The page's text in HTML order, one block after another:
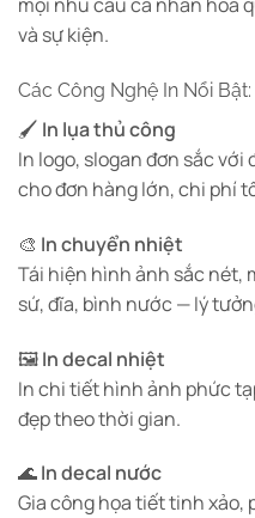
và sự kiện.
Các Công Nghệ In Nổi Bật:
🖌️ In lụa thủ công
In logo, slogan đơn sắc với
cho đơn hàng lớn, chi phí
🎨 In chuyển nhiệt
Tái hiện hình ảnh sắc nét,
sứ, đĩa, bình nước — lý
🖼️In decal nhiệt
In chi tiết hình ảnh phức
đẹp theo thời gian.
🌊In decal nước
Gia công họa tiết tinh xảo,